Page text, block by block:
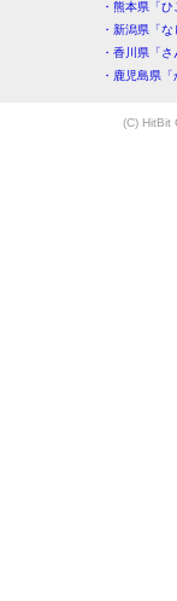
・熊本県「
・新潟県「
・香川県「
・鹿児島県
(C) HitBit